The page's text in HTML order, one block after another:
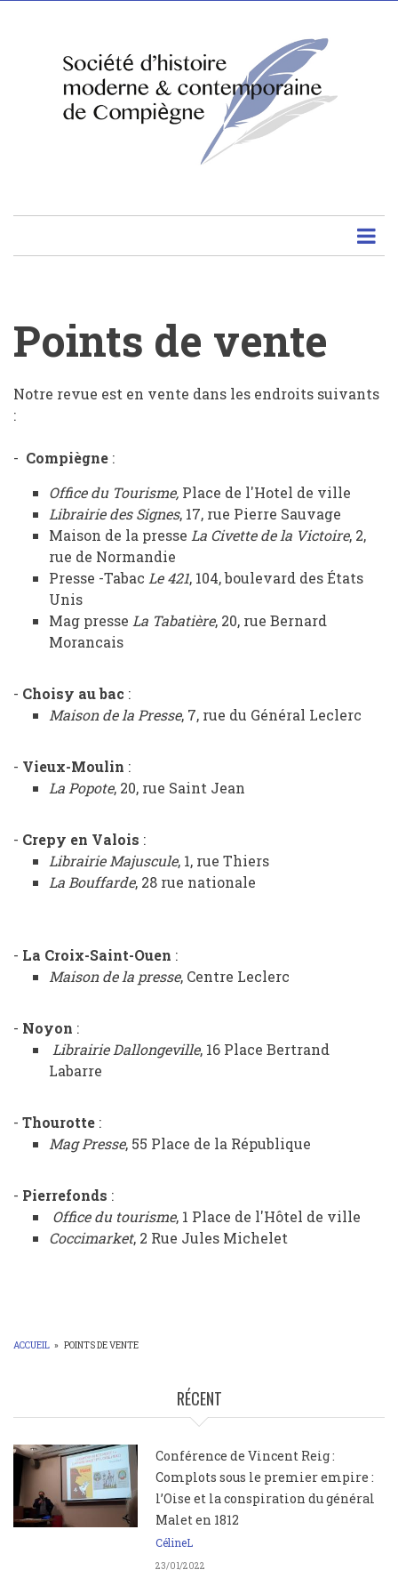
principal
Points de vente
Points
de
vente
Notre revue est en vente dans les endroits suivants
:
- Compiègne :
Office du Tourisme, Place de l'Hotel de ville
Librairie des Signes, 17, rue Pierre Sauvage
Maison de la presse La Civette de la Victoire, 2,
rue de Normandie
Presse -Tabac Le 421, 104, boulevard des États
Unis
Mag presse La Tabatière, 20, rue Bernard
Morancais
- Choisy au bac :
Maison de la Presse, 7, rue du Général Leclerc
- Vieux-Moulin :
La Popote, 20, rue Saint Jean
- Crepy en Valois :
Librairie Majuscule, 1, rue Thiers
La Bouffarde, 28 rue nationale
- La Croix-Saint-Ouen :
Maison de la presse, Centre Leclerc
- Noyon :
Librairie Dallongeville, 16 Place Bertrand
Labarre
- Thourotte :
Mag Presse, 55 Place de la République
- Pierrefonds :
Office du tourisme, 1 Place de l'Hôtel de ville
Coccimarket, 2 Rue Jules Michelet
ACCUEIL » POINTS DE VENTE
RÉCENT
Conférence de Vincent Reig :
Complots sous le premier empire :
l’Oise et la conspiration du général
Malet en 1812
CélineL
23/01/2022